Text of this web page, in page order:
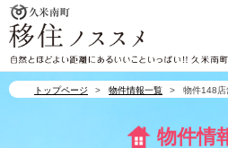
久米
トップページ 物件情報一覧 物件148店
物件情